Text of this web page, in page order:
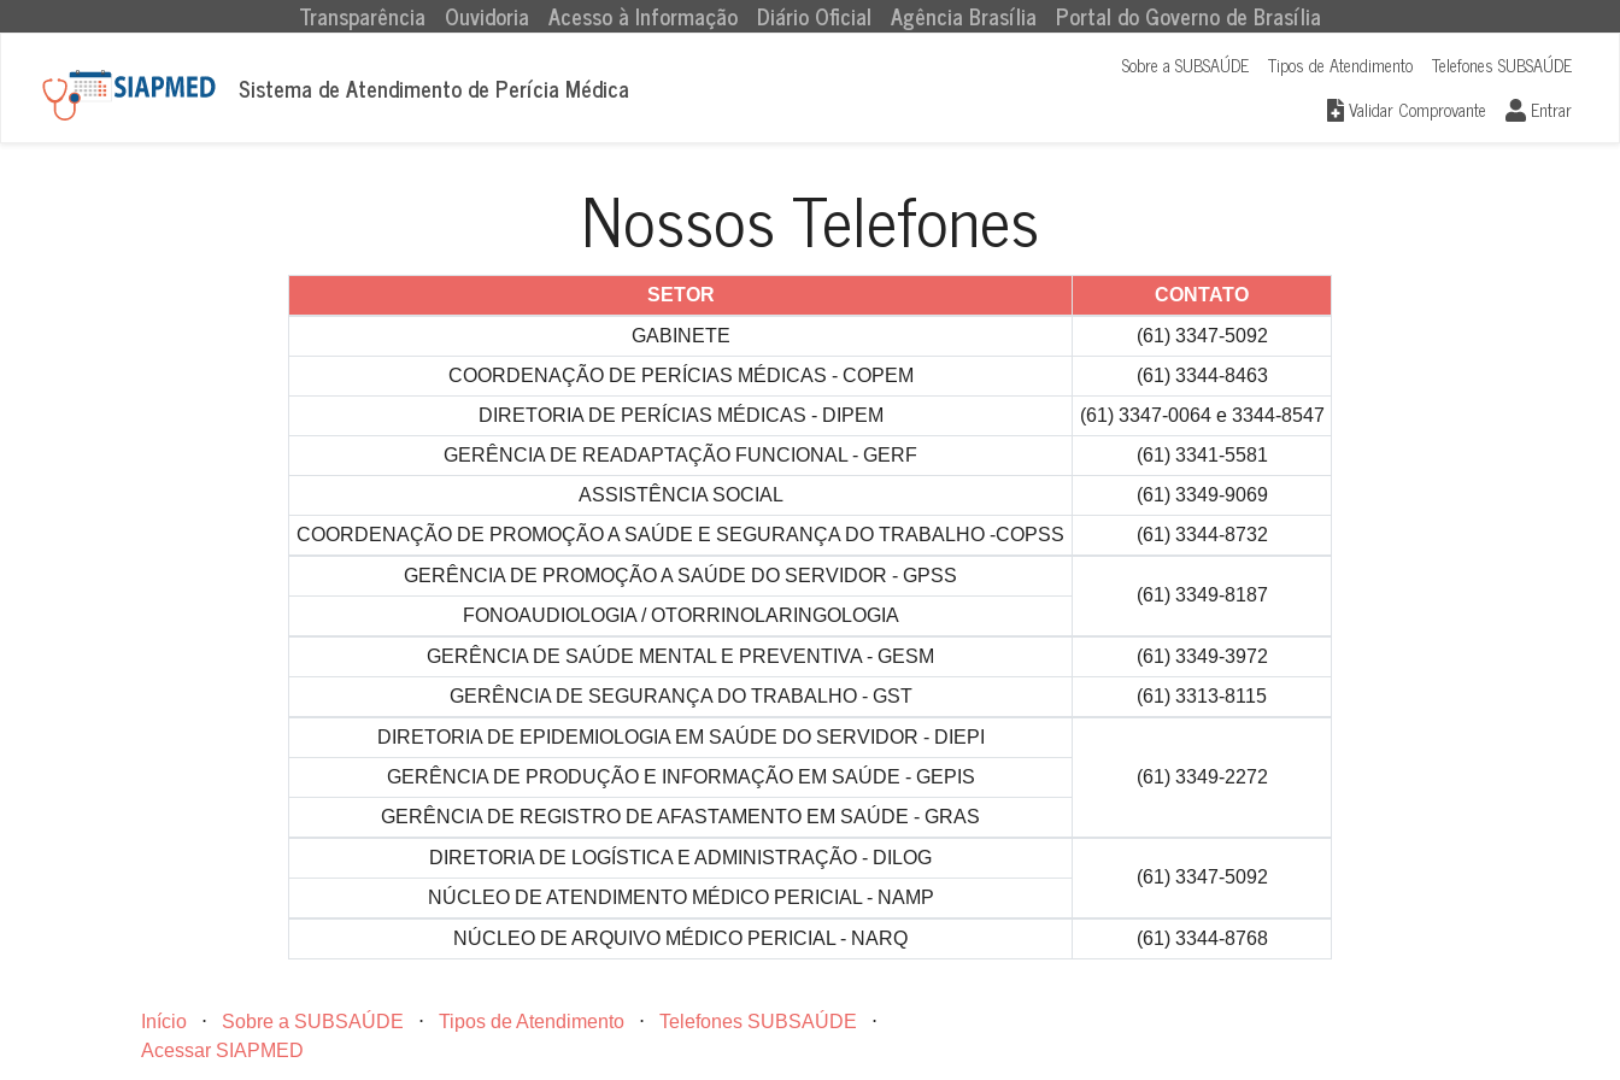
Transparência (current)
Ouvidoria Acesso à Informação Diário Oficial Agência Brasília Portal do Governo de Brasília
Sistema de Atendimento de Perícia Médica
Sobre a SUBSAÚDE Tipos de Atendimento
Telefones SUBSAÚDE
Validar Comprovante
Entrar
Nossos Telefones
SETOR
CONTATO
GABINETE
(61) 3347-5092
COORDENAÇÃO DE PERÍCIAS MÉDICAS - COPEM
(61) 3344-8463
DIRETORIA DE PERÍCIAS MÉDICAS - DIPEM
(61) 3347-0064 e 3344-8547
GERÊNCIA DE READAPTAÇÃO FUNCIONAL - GERF
(61) 3341-5581
ASSISTÊNCIA SOCIAL
(61) 3349-9069
COORDENAÇÃO DE PROMOÇÃO A SAÚDE E SEGURANÇA DO TRABALHO -COPSS
(61) 3344-8732
GERÊNCIA DE PROMOÇÃO A SAÚDE DO SERVIDOR - GPSS
(61) 3349-8187
FONOAUDIOLOGIA / OTORRINOLARINGOLOGIA
GERÊNCIA DE SAÚDE MENTAL E PREVENTIVA - GESM
(61) 3349-3972
GERÊNCIA DE SEGURANÇA DO TRABALHO - GST
(61) 3313-8115
DIRETORIA DE EPIDEMIOLOGIA EM SAÚDE DO SERVIDOR - DIEPI
(61) 3349-2272
GERÊNCIA DE PRODUÇÃO E INFORMAÇÃO EM SAÚDE - GEPIS
GERÊNCIA DE REGISTRO DE AFASTAMENTO EM SAÚDE - GRAS
DIRETORIA DE LOGÍSTICA E ADMINISTRAÇÃO - DILOG
(61) 3347-5092
NÚCLEO DE ATENDIMENTO MÉDICO PERICIAL - NAMP
NÚCLEO DE ARQUIVO MÉDICO PERICIAL - NARQ
(61) 3344-8768
Início ⋅ Sobre a SUBSAÚDE ⋅ Tipos de Atendimento ⋅ Telefones SUBSAÚDE
⋅
Acessar SIAPMED